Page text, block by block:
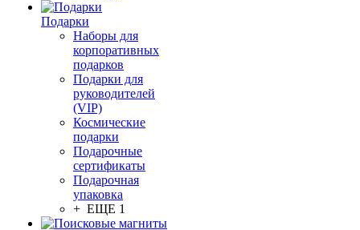
Подарки
Наборы для
корпоративных
подарков
Подарки для
руководителей
(VIP)
Космические
подарки
Подарочные
сертификаты
Подарочная
упаковка
+ ЕЩЕ 1